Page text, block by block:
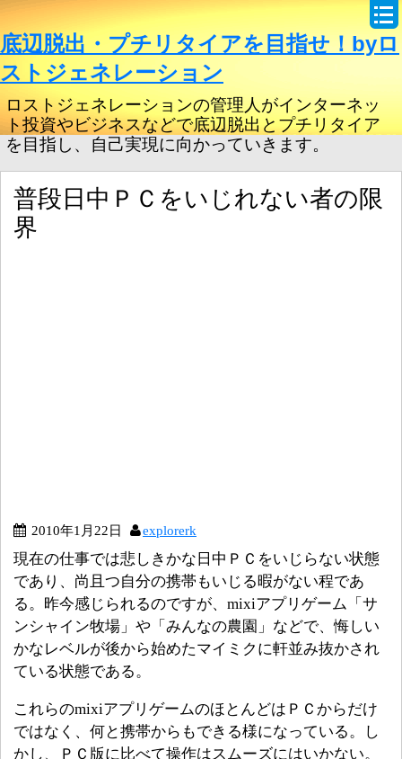
底辺脱出・プチリタイアを目指せ！byロ
ストジェネレーション
ロストジェネレーションの管理人がインターネッ
ト投資やビジネスなどで底辺脱出とプチリタイア
を目指し、自己実現に向かっていきます。
普段日中ＰＣをいじれない者の限
界
2010年1月22日 explorerk
現在の仕事では悲しきかな日中ＰＣをいじらない状態
であり、尚且つ自分の携帯もいじる暇がない程であ
る。昨今感じられるのですが、mixiアプリゲーム「サ
ンシャイン牧場」や「みんなの農園」などで、悔しい
かなレベルが後から始めたマイミクに軒並み抜かされ
ている状態である。
これらのmixiアプリゲームのほとんどはＰＣからだけ
ではなく、何と携帯からもできる様になっている。し
かし、ＰＣ版に比べて操作はスムーズにはいかない。